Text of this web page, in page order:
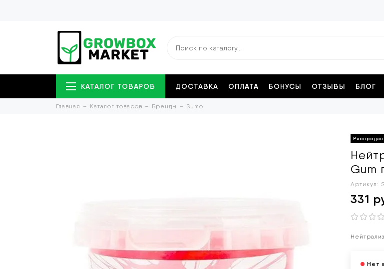
КАТАЛОГ ТОВАРОВ ДОСТАВКА ОПЛАТА БОНУСЫ ОТЗЫВЫ БЛОГ
Главная Каталог товаров Бренды Sumo
Gum
Артикул:
331